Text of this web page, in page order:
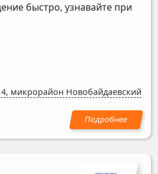
быстро, узнавайте при
микрорайон Новобайдаевский